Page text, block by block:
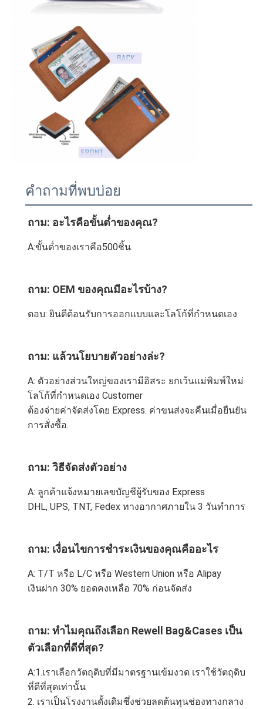
คำถามที่พบบ่อย
ถาม: อะไรคือขั้นต่ำของคุณ?
A:ขั้นต่ำของเราคือ500ชิ้น.
ถาม: OEM ของคุณมีอะไรบ้าง?
ตอบ: ยินดีต้อนรับการออกแบบและโลโก้ที่กำหนดเอง
ถาม: แล้วนโยบายตัวอย่างล่ะ?
A: ตัวอย่างส่วนใหญ่ของเรามีอิสระ ยกเว้นแม่พิมพ์ใหม่
โลโก้ที่กำหนดเอง Customer
ต้องจ่ายค่าจัดส่งโดย Express. ค่าขนส่งจะคืนเมื่อยืนยัน
การสั่งซื้อ.
ถาม: วิธีจัดส่งตัวอย่าง
A: ลูกค้าแจ้งหมายเลขบัญชีผู้รับของ Express
DHL, UPS, TNT, Fedex ทางอากาศภายใน 3 วันทำการ
ถาม: เงื่อนไขการชำระเงินของคุณคืออะไร
A: T/T หรือ L/C หรือ Western Union หรือ Alipay
เงินฝาก 30% ยอดคงเหลือ 70% ก่อนจัดส่ง
ถาม: ทำไมคุณถึงเลือก Rewell Bag&Cases เป็น
ตัวเลือกที่ดีที่สุด?
A:1.เราเลือกวัตถุดิบที่มีมาตรฐานเข้มงวด เราใช้วัตถุดิบ
ที่ดีที่สุดเท่านั้น
2. เราเป็นโรงงานดั้งเดิมซึ่งช่วยลดต้นทุนช่องทางกลาง